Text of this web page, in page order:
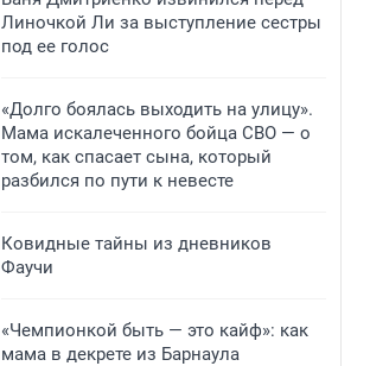
Линочкой Ли за выступление сестры
под ее голос
«Долго боялась выходить на улицу».
Мама искалеченного бойца СВО — о
том, как спасает сына, который
разбился по пути к невесте
Ковидные тайны из дневников
Фаучи
«Чемпионкой быть — это кайф»: как
мама в декрете из Барнаула